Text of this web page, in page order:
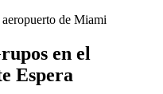
de Miami
en el
Espera